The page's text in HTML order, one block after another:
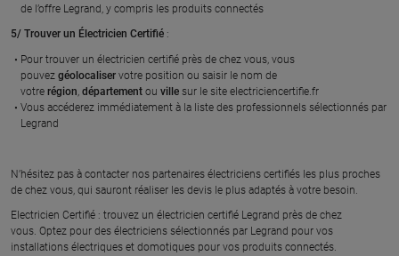
de l’offre Legrand, y compris les produits connectés
5/ Trouver un Électricien Certifié :
Pour trouver un électricien certifié près de chez vous, vous
pouvez géolocaliservotre position ou saisir le nom de
votre région départementou villesur le site electriciencertifie.fr
Vous accéderez immédiatement à la liste des professionnels sélectionnés par
Legrand
N’hésitez pas à contacter nos partenaires électriciens certifiés les plus proches
de chez vous, qui sauront réaliser les devis le plus adaptés à votre besoin.
Electricien Certifié : trouvez un électricien certifié Legrand près de chez
vous. Optez pour des électriciens sélectionnés par Legrand pour vos
installations électriques et domotiques pour vos produits connectés.